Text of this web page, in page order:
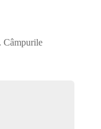
Câmpurile